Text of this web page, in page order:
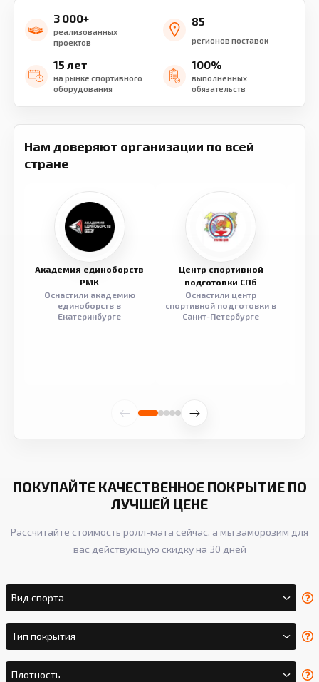
3 000+
реализованных
проектов
85
регионов поставок
15 лет
на рынке спортивного
оборудования
100%
выполненных
обязательств
Нам доверяют организации по всей
стране
Академия единоборств
РМК
Оснастили академию
единоборств в
Екатеринбурге
Центр спортивной
подготовки СПб
Оснастили центр
спортивной подготовки в
Санкт-Петербурге
ПОКУПАЙТЕ КАЧЕСТВЕННОЕ ПОКРЫТИЕ ПО
ЛУЧШЕЙ ЦЕНЕ
Рассчитайте стоимость ролл-мата сейчас, а мы заморозим для
вас действующую скидку на 30 дней
Вид спорта
Тип покрытия
Плотность